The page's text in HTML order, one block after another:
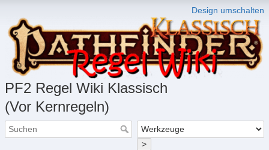
Design umschalten
PF2 Regel Wiki Klassisch
(Vor Kernregeln)
>